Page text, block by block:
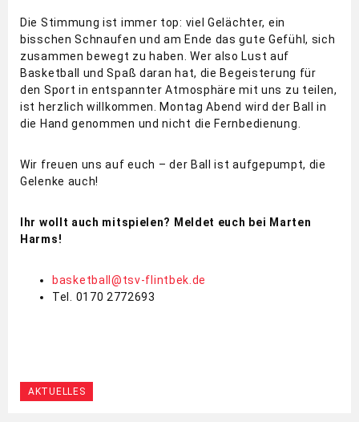
Die Stimmung ist immer top: viel Gelächter, ein
bisschen Schnaufen und am Ende das gute Gefühl, sich
zusammen bewegt zu haben. Wer also Lust auf
Basketball und Spaß daran hat, die Begeisterung für
den Sport in entspannter Atmosphäre mit uns zu teilen,
ist herzlich willkommen. Montag Abend wird der Ball in
die Hand genommen und nicht die Fernbedienung.
Wir freuen uns auf euch – der Ball ist aufgepumpt, die
Gelenke auch!
Ihr wollt auch mitspielen? Meldet euch bei Marten
Harms!
basketball@tsv-flintbek.de
Tel. 0170 2772693
AKTUELLES